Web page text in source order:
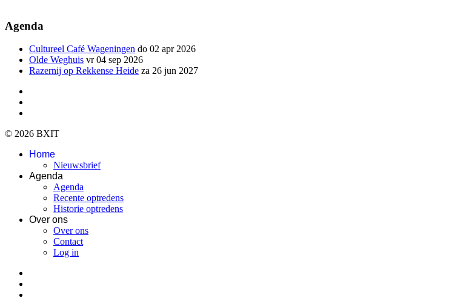
Agenda
Cultureel Café Wageningen do 02 apr 2026
Olde Weghuis vr 04 sep 2026
Razernij op Rekkense Heide za 26 jun 2027
© 2026 BXIT
Home
Nieuwsbrief
Agenda
Agenda
Recente optredens
Historie optredens
Over ons
Over ons
Contact
Log in